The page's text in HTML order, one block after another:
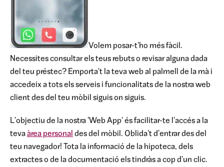
Volem posar-t'ho més fàcil.
Necessites consultar els teus rebuts o revisar alguna dada
del teu préstec? Emporta't la teva web al palmell de la mà i
accedeix a tots els serveis i funcionalitats de la nostraweb
client des del teu mòbil siguis on siguis.
L'objectiu de la nostra 'Web App' és facilitar-te l'accés a la
tevaàrea personal des del mòbil. Oblida't d'entrar des del
teu navegador! Tota la informació de la hipoteca, dels
extractes o de la documentació els tindràs a cop d'un clic.